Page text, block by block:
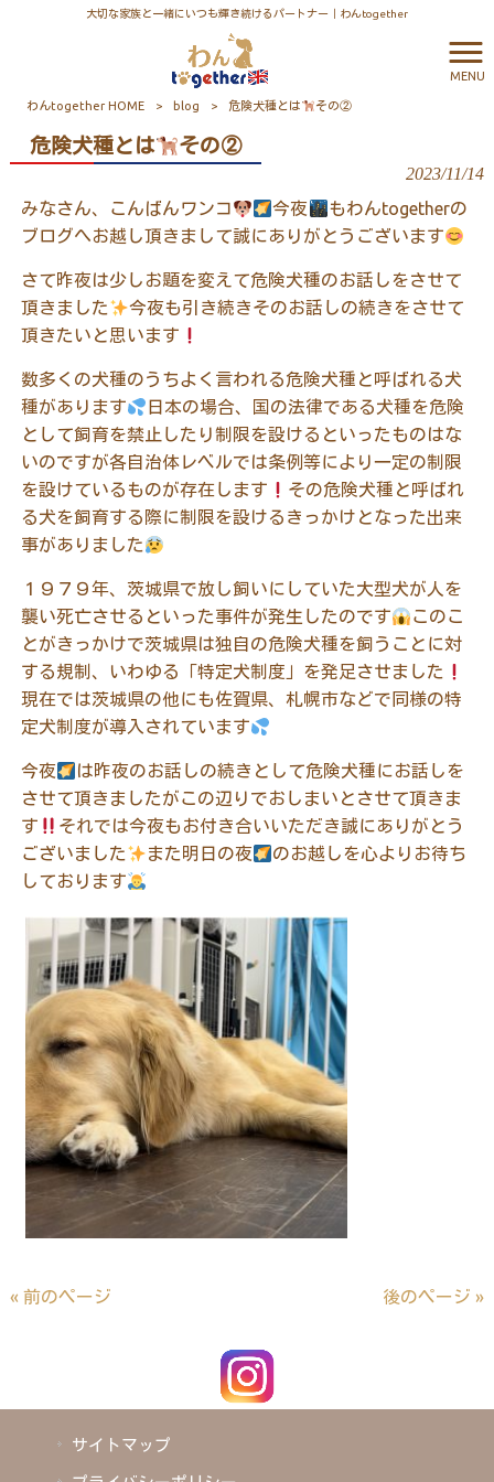
大切な家族と一緒にいつも輝き続けるパートナー｜わんtogether
MENU
わんtogether HOME > blog > 危険犬種とは その②
危険犬種とは その②
2023/11/14
みなさん、こんばんワンコ 今夜 もわんtogetherの
ブログへお越し頂きまして誠にありがとうございます
さて昨夜は少しお題を変えて危険犬種のお話しをさせて
頂きました
今夜も引き続きそのお話しの続きをさせて
頂きたいと思います
数多くの犬種のうちよく言われる危険犬種と呼ばれる犬
種があります
日本の場合、国の法律である犬種を危険
として飼育を禁止したり制限を設けるといったものはな
いのですが各自治体レベルでは条例等により一定の制限
を設けているものが存在します
その危険犬種と呼ばれ
る犬を飼育する際に制限を設けるきっかけとなった出来
事がありました
１９７９年、茨城県で放し飼いにしていた大型犬が人を
襲い死亡させるといった事件が発生したのです
このこ
とがきっかけで茨城県は独自の危険犬種を飼うことに対
する規制、いわゆる「特定犬制度」を発足させました
現在では茨城県の他にも佐賀県、札幌市などで同様の特
定犬制度が導入されています
今夜
は昨夜のお話しの続きとして危険犬種にお話しを
させて頂きましたがこの辺りでおしまいとさせて頂きま
す
それでは今夜もお付き合いいただき誠にありがとう
ございました
また明日の夜
のお越しを心よりお待ち
しております
« 前のページ 後のページ »
サイトマップ